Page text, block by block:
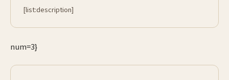
[list:description]
num=3}